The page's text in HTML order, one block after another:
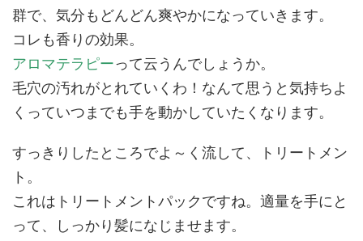
群で、気分もどんどん爽やかになっていきます。
コレも香りの効果。
アロマテラピーって云うんでしょうか。
毛穴の汚れがとれていくわ！なんて思うと気持ちよ
くっていつまでも手を動かしていたくなります。
すっきりしたところでよ～く流して、トリートメン
ト。
これはトリートメントパックですね。適量を手にと
って、しっかり髪になじませます。